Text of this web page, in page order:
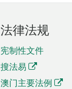
法律法规
宪制性文件
搜法易
澳门主要法例